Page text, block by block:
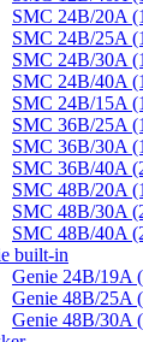
SMC 24B/20A
SMC 24B/25A
SMC 24B/30A
SMC 24B/40A
SMC 24B/15A
SMC 36B/25A
SMC 36B/30A
SMC 36B/40A
SMC 48B/20A
SMC 48B/30A
SMC 48B/40A
built-in
Genie 24B/19A
Genie 48B/25A
Genie 48B/30A